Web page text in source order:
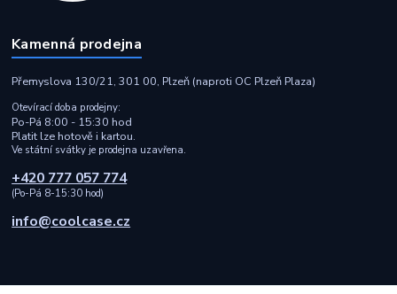
Kamenná prodejna
Přemyslova 130/21, 301 00, Plzeň (naproti OC Plzeň Plaza)
Otevírací doba prodejny:
Po-Pá 8:00 - 15:30 hod
Platit lze hotově i kartou.
Ve státní svátky je prodejna uzavřena.
+420 777 057 774
(Po-Pá 8-15:30 hod)
info@coolcase.cz